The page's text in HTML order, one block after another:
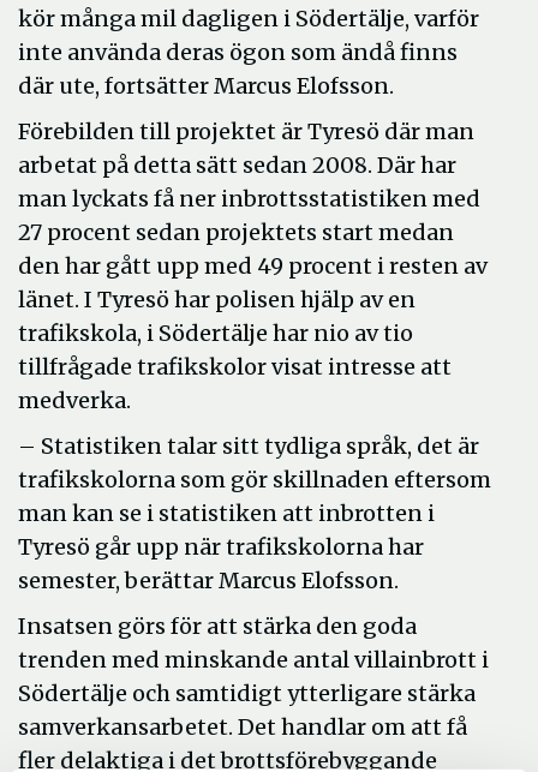
kör många mil dagligen i Södertälje, varför
inte använda deras ögon som ändå finns
där ute, fortsätter Marcus Elofsson.
Förebilden till projektet är Tyresö där man
arbetat på detta sätt sedan 2008. Där har
man lyckats få ner inbrottsstatistiken med
27 procent sedan projektets start medan
den har gått upp med 49 procent i resten av
länet. I Tyresö har polisen hjälp av en
trafikskola, i Södertälje har nio av tio
tillfrågade trafikskolor visat intresse att
medverka.
– Statistiken talar sitt tydliga språk, det är
trafikskolorna som gör skillnaden eftersom
man kan se i statistiken att inbrotten i
Tyresö går upp när trafikskolorna har
semester, berättar Marcus Elofsson.
Insatsen görs för att stärka den goda
trenden med minskande antal villainbrott i
Södertälje och samtidigt ytterligare stärka
samverkansarbetet. Det handlar om att få
fler delaktiga i det brottsförebyggande